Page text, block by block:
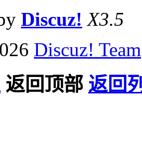
Discuz! X3.5
Discuz! Team
返回顶部 返回